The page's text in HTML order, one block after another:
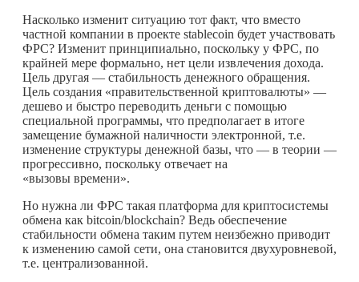
Насколько изменит ситуацию тот факт, что вместо
частной компании в проекте stablecoin будет участвовать
ФРС? Изменит принципиально, поскольку у ФРС, по
крайней мере формально, нет цели извлечения дохода.
Цель другая — стабильность денежного обращения.
Цель создания «правительственной криптовалюты» —
дешево и быстро переводить деньги с помощью
специальной программы, что предполагает в итоге
замещение бумажной наличности электронной, т.е.
изменение структуры денежной базы, что — в теории —
прогрессивно, поскольку отвечает на
«вызовы времени».
Но нужна ли ФРС такая платформа для криптосистемы
обмена как bitcoin/blockchain? Ведь обеспечение
стабильности обмена таким путем неизбежно приводит
к изменению самой сети, она становится двухуровневой,
т.е. централизованной.